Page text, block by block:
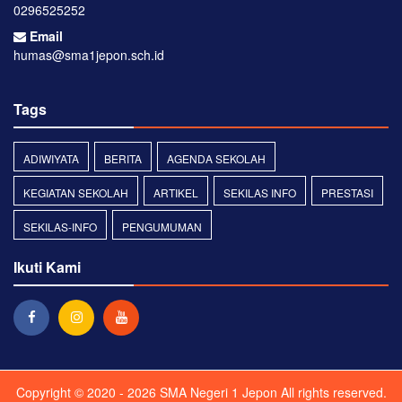
0296525252
Email
humas@sma1jepon.sch.id
Tags
ADIWIYATA BERITA AGENDA SEKOLAH
KEGIATAN SEKOLAH ARTIKEL SEKILAS INFO PRESTASI
SEKILAS-INFO PENGUMUMAN
Ikuti Kami
Copyright © 2020 - 2026 SMA Negeri 1 Jepon All rights reserved.